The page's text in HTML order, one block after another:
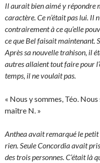
Il aurait bien aimé y répondre
caractère. Ce n’était pas lui. Il
contrairement à ce qu’elle
ce que Bel faisait maintenant.
Après sa nouvelle trahison, il
autres allaient tout faire pour
temps, il ne voulait pas.
« Nous y sommes, Téo.
maître N. »
Anthea avait remarqué le petit
rien. Seule Concordia avait
des trois personnes. C’était là